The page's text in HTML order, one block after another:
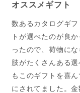
オススメギフト
数あるカタログギ
トが選べたのが良
ったので、荷物に
肢がたくさんある
もこのギフトを喜
にされてました。